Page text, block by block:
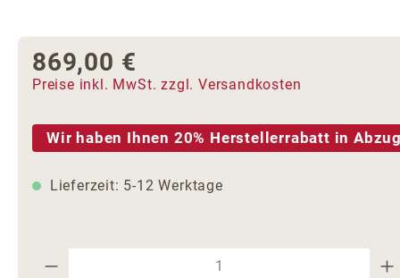
Regulärer Preis:
869,00 €
Preise inkl. MwSt. zzgl. Versandkosten
Wir haben Ihnen 20% Herstellerrabatt in
Lieferzeit: 5-12 Werktage
Produkt Anzahl: Gib den